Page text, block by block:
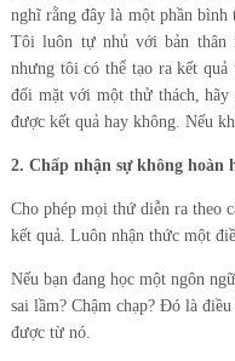
nghĩ rằng đây là một phần bình
Tôi luôn tự nhủ với bản thân
nhưng tôi có thể tạo ra kết
đối mặt với một thử thách, hãy
được kết quả hay không. Nếu
2. Chấp nhận sự không hoàn
Cho phép mọi thứ diễn ra theo
kết quả. Luôn nhận thức một
Nếu bạn đang học một ngôn
sai lầm? Chậm chạp? Đó là
được từ nó.